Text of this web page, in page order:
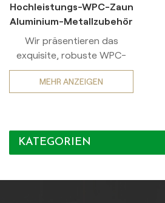
Hochleistungs-WPC-Zaun
Aluminium-Metallzubehör
Wir präsentieren das
exquisite, robuste WPC-
Zaunsystem mit eleganten
Beschlägen aus
Werten Sie Ihren
Außenbereich mit dieser
MEHR ANZEIGEN
KATEGORIEN